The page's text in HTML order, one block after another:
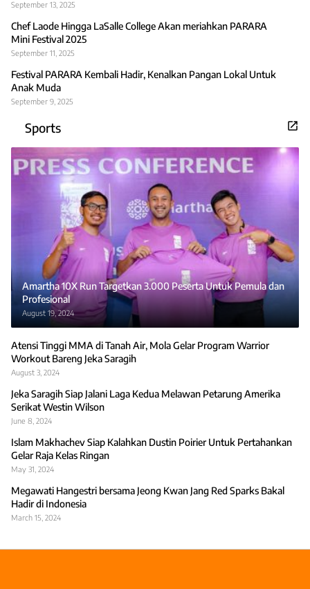
September 13, 2025
Chef Laode Hingga LaSalle College Akan meriahkan PARARA
Mini Festival 2025
September 11, 2025
Festival PARARA Kembali Hadir, Kenalkan Pangan Lokal Untuk
Anak Muda
September 9, 2025
Sports
Amartha 10X Run Targetkan 3.000 Peserta Untuk Pemula dan
Profesional
August 19, 2024
Atensi Tinggi MMA di Tanah Air, Mola Gelar Program Warrior
Workout Bareng Jeka Saragih
August 3, 2024
Jeka Saragih Siap Jalani Laga Kedua Melawan Petarung Amerika
Serikat Westin Wilson
June 8, 2024
Islam Makhachev Siap Kalahkan Dustin Poirier Untuk Pertahankan
Gelar Raja Kelas Ringan
May 31, 2024
Megawati Hangestri bersama Jeong Kwan Jang Red Sparks Bakal
Hadir di Indonesia
March 15, 2024